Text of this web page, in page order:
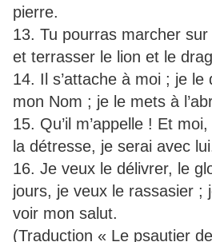
pierre.
13. Tu pourras marcher sur
et terrasser le lion et le
14. Il s’attache à moi ; je
mon Nom ; je le mets à
15. Qu’il m’appelle ! Et
la détresse, je serai avec
16. Je veux le délivrer, le
jours, je veux le rassasier ;
voir mon salut.
(Traduction « Le psautier